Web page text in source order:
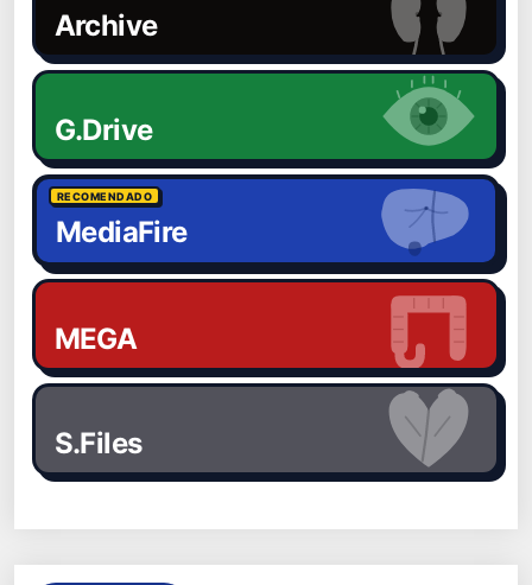
Archive
G.Drive
RECOMENDADO
MediaFire
MEGA
S.Files